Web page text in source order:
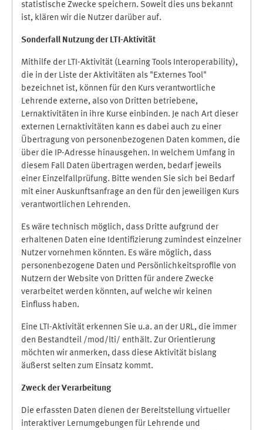
statistische Zwecke speichern. Soweit dies uns bekannt
ist, klären wir die Nutzer darüber auf.
Sonderfall Nutzung der LTI-Aktivität
Mithilfe der LTI-Aktivität (Learning Tools Interoperability),
die in der Liste der Aktivitäten als "Externes Tool"
bezeichnet ist, können für den Kurs verantwortliche
Lehrende externe, also von Dritten betriebene,
Lernaktivitäten in ihre Kurse einbinden. Je nach Art dieser
externen Lernaktivitäten kann es dabei auch zu einer
Übertragung von personenbezogenen Daten kommen, die
über die IP-Adresse hinausgehen. In welchem Umfang in
diesem Fall Daten übertragen werden, bedarf jeweils
einer Einzelfallprüfung. Bitte wenden Sie sich bei Bedarf
mit einer Auskunftsanfrage an den für den jeweiligen Kurs
verantwortlichen Lehrenden.
Es wäre technisch möglich, dass Dritte aufgrund der
erhaltenen Daten eine Identifizierung zumindest einzelner
Nutzer vornehmen könnten. Es wäre möglich, dass
personenbezogene Daten und Persönlichkeitsprofile von
Nutzern der Website von Dritten für andere Zwecke
verarbeitet werden könnten, auf welche wir keinen
Einfluss haben.
Eine LTI-Aktivität erkennen Sie u.a. an der URL, die immer
den Bestandteil /mod/lti/ enthält. Zur Orientierung
möchten wir anmerken, dass diese Aktivität bislang
äußerst selten zum Einsatz kommt.
Zweck der Verarbeitung
Die erfassten Daten dienen der Bereitstellung virtueller
interaktiver Lernumgebungen für Lehrende und